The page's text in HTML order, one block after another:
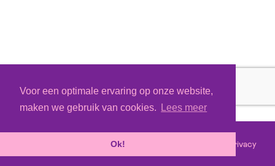
Voor een optimale ervaring op onze website,
maken we gebruik van cookies.
Lees meer
Ok!
Tixly Privacy